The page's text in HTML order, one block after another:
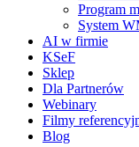
Program
System
AI w firmie
KSeF
Sklep
Dla Partnerów
Webinary
Filmy
Blog